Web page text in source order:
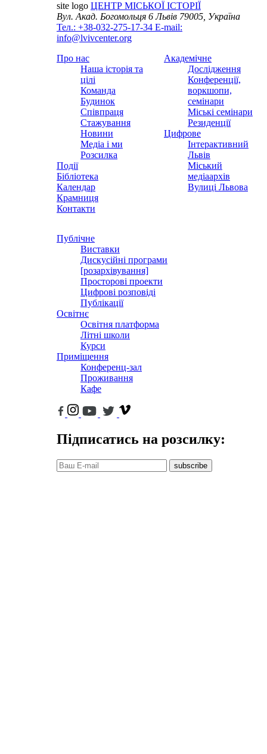
site logo ЦЕНТР МІСЬКОЇ ІСТОРІЇ
Вул. Акад. Богомольця 6Львів 79005, Україна
Тел.: +38-032-275-17-34 E-mail:
info@lvivcenter.org
Про нас
Наша історія та
цілі
Команда
Будинок
Співпраця
Стажування
Новини
Медіа і ми
Розсилка
Події
Бібліотека
Календар
Крамниця
Контакти
Академічне
Дослідження
Конференції,
воркшопи,
семінари
Міські семінари
Резиденції
Цифрове
Інтерактивний
Львів
Міський
медіаархів
Вулиці Львова
Публічне
Виставки
Дискусійні програми
[розархівування]
Просторові проекти
Цифрові розповіді
Публікації
Освітнє
Освітня платформа
Літні школи
Курси
Приміщення
Конференц-зал
Проживання
Кафе
Підписатись на розсилку:
subscribe